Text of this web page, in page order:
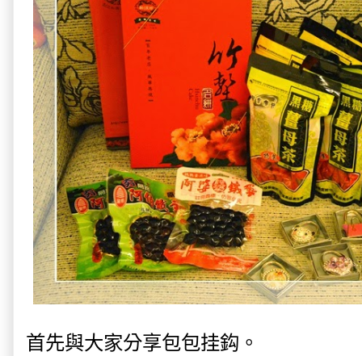
首先與大家分享包包挂鈎。